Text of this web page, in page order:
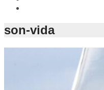
son-vida